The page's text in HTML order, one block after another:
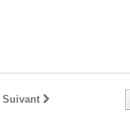
Suivant